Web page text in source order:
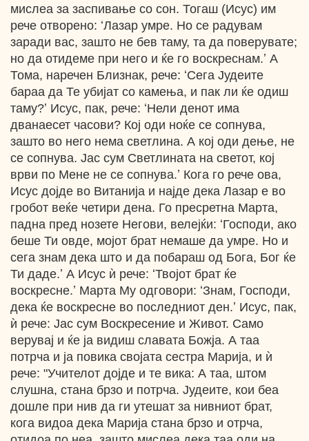
мислеа за заспивање со сон. Тогаш (Исус) им
рече отворено: ʻЛазар умре. Но се радувам
заради вас, зашто не бев таму, та да поверувате;
но да отидеме при него и ќе го воскреснам.ʼ А
Тома, наречен Близнак, рече: ʻСега Јудеите
бараа да Те убијат со камења, и пак ли ќе одиш
таму?ʼ Исус, пак, рече: ʻНели денот има
дванаесет часови? Кој оди ноќе се сопнува,
зашто во него нема светлина. А кој оди дење, не
се сопнува. Јас сум Светлината на светот, кој
врви по Мене не се сопнува.ʼ Кога го рече ова,
Исус дојде во Витанија и најде дека Лазар е во
гробот веќе четири дена. Го пресретна Марта,
падна пред нозете Негови, велејќи: ʻГосподи, ако
беше Ти овде, мојот брат немаше да умре. Но и
сега знам дека што и да побараш од Бога, Бог ќе
Ти даде.ʼ А Исус ѝ рече: ʻТвојот брат ќе
воскресне.ʼ Марта Му одговори: ʻЗнам, Господи,
дека ќе воскресне во последниот ден.ʼ Исус, пак,
ѝ рече: Јас сум Воскресение и Живот. Само
верувај и ќе ја видиш славата Божја. А таа
потрча и ја повика својата сестра Марија, и ѝ
рече: "Учителот дојде и те вика: А таа, штом
слушна, стана брзо и потрча. Јудеите, кои беа
дошле при нив да ги утешат за нивниот брат,
кога видоа дека Марија стана брзо и отрча,